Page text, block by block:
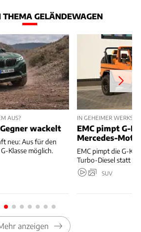
THEMA GELÄNDEWAGEN
AUS?
wackelt
neu: Aus für den
Klasse möglich.
IN GEHEIMER
EMC pimpt G-
Mercedes-
EMC pimpt die G-
Turbo-Diesel statt
SUV
anzeigen